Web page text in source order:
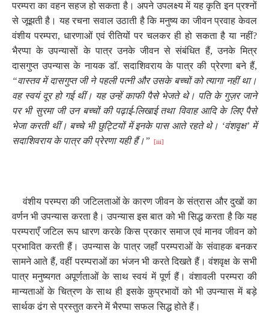
परम्परा का वहन सहज हो सकता है। अपने उपलक्ष्य में यह कृति इन प्रश्नों
से जूझती है। यह रचना सवाल उठाती है कि मनुष्य का जीवन प्रवाह केवल
वंशीय परम्परा, धारणाओं एवं रीतियों पर चलकर ही हो सकता है या नहीं?
भैरप्पा के उपन्यासों के पात्र उनके जीवन से संबंधित हैं,उनके मित्र
दासगुप्त उपन्यास के नायक डॉ. सदाशिवराय के पात्र की प्रेरणा बने हैं,
“वास्तव में दासगुप्त जी ने पहली पत्नी और उसके बच्चों को त्यागा नहीं था।
वह स्वयं दूर हो गई थीं। यह उन्हें काफी पैसे भेजते थे। पति के गुज़र जाने
पर भी सुरमा जी उन बच्चों की पढ़ाई-लिखाई तथा विवाह आदि के लिए पैसे
भेजा करती थीं। बच्चे भी छुट्टियों में इनके पास आते रहते थे। ‘वंशवृक्ष’ में
सदाशिवराय के पात्र की प्रेरणा यही हैं।” [iii]
वंशीय परम्परा की जटिलताओं के कारण जीवन के संत्रास और दुखों का
वर्णन भी उपन्यास करता है। उपन्यास इस बात को भी सिद्ध करता है कि यह
परम्पराएँ जटिल रूप धारण करके किस प्रकार समाज एवं मानव जीवन को
प्रभावित करती हैं। उपन्यास के पात्र जहाँ परम्पराओं के संवाहक बनकर
सामने आते हैं,वहीं परम्पराओं का भंजन भी करते दिखते हैं। वंशवृक्ष के सभी
पात्र मनुष्यगत अपूर्णताओं के साथ स्वयं में पूर्ण हैं। वंशावली परम्परा की
मान्यताओं के चित्रण के साथ ही इसके कुप्रभावों को भी उपन्यास में बड़े
सार्थक ढंग से प्रस्तुत करने में भैरप्पा सफल सिद्ध होते हैं।